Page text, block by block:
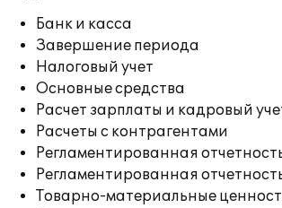
Банк и касса
Завершение периода
Налоговый учет
Основные средства
Расчет зарплаты и кадровый
Расчеты с контрагентами
Регламентированная
Регламентированная
Товарно-материальные